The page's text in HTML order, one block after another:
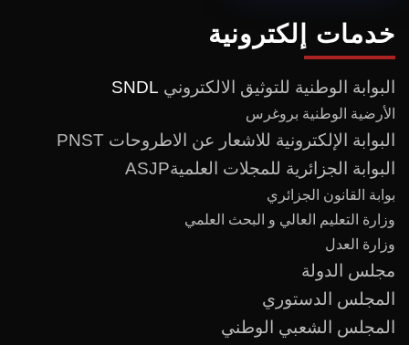
خدمات إلكترونية
البوابة الوطنية للتوثيق الالكتروني
الأرضية الوطنية بروغرس
البوابة الإلكترونية للاشعار عن الاطروحات PNST
البوابة الجزائرية للمجلات العلميةASJP
بوابة القانون الجزائري
وزارة التعليم العالي و البحث العلمي
وزارة العدل
مجلس الدولة
المجلس الدستوري
المجلس الشعبي الوطني